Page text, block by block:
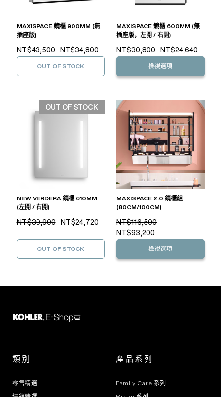
MAXISPACE 鏡櫃 900MM (無
插座版)
NT$43,500 NT$34,800
OUT OF STOCK
MAXISPACE 鏡櫃 600MM (無
插座版，左開 / 右開)
NT$30,800 NT$24,640
檢視選項
OUT OF STOCK
NEW VERDERA 鏡櫃 610MM
(左開 / 右開)
NT$30,900 NT$24,720
OUT OF STOCK
MAXISPACE 2.0 鏡櫃組
(80CM/100CM)
NT$116,500
NT$93,200
檢視選項
類別
零售精選
產品系列
Family Care 系列